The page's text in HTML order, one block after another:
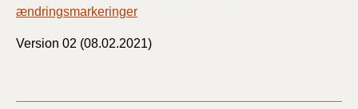
BR18 (1/7-31/12
ændringsmarkeringer
Version 02 (08.02.2021)